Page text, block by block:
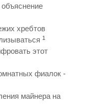
хребтов
1
этот
фиалок -
майнера на